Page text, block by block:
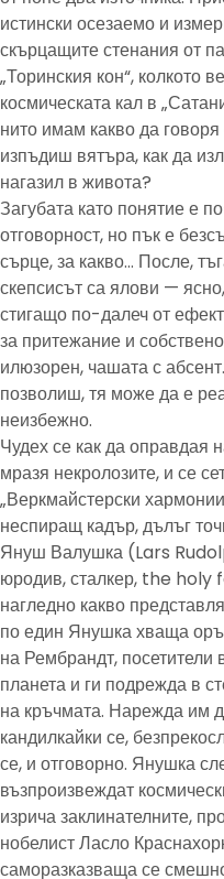
истински осезаемо и
скърцащите стенания от
„Торинския кон“,
космическата кал в
нито имам какво да
изпъдиш вятъра, как да
нагазил в живота?
Загубата като понятие е
отговорност, но пък е
сърце, за какво… После,
скепсисът са ялови —
стигащо по-далеч от
за притежание и
илюзорен, чашата с
позволиш, тя може да е
неизбежно.
Чудех се как да оправдая
мразя некролозите, и се
„Веркмайстерски
неспиращ кадър, дълъг
Януш Валушка (Lars
юродив, сталкер, the holy
нагледно какво
по един Янушка хваща
на Рембрандт, посетители
планета и ги подрежда в
на кръчмата. Нарежда им
кандилкайки се,
се, и отговорно. Янушка
възпроизвеждат
изрича заклинателните,
нобелист Ласло
саморазказваща се